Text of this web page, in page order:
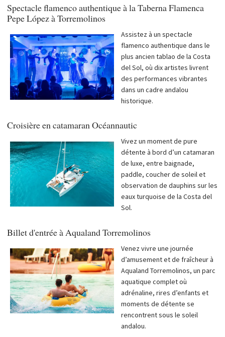
Spectacle flamenco authentique à la Taberna Flamenca
Pepe López à Torremolinos
Assistez à un spectacle
flamenco authentique dans le
plus ancien tablao de la Costa
del Sol, où dix artistes livrent
des performances vibrantes
dans un cadre andalou
historique.
Croisière en catamaran Océannautic
Vivez un moment de pure
détente à bord d’un catamaran
de luxe, entre baignade,
paddle, coucher de soleil et
observation de dauphins sur les
eaux turquoise de la Costa del
Sol.
Billet d'entrée à Aqualand Torremolinos
Venez vivre une journée
d’amusement et de fraîcheur à
Aqualand Torremolinos, un parc
aquatique complet où
adrénaline, rires d’enfants et
moments de détente se
rencontrent sous le soleil
andalou.